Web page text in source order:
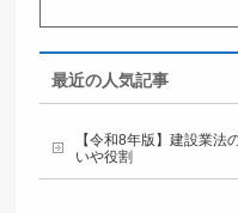
最近の人気記事
【令和8年版】建設業法
いや役割